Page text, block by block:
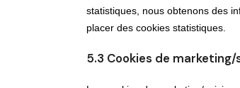
statistiques, nous obtenons des
placer des cookies statistiques.
5.3 Cookies de marketing/